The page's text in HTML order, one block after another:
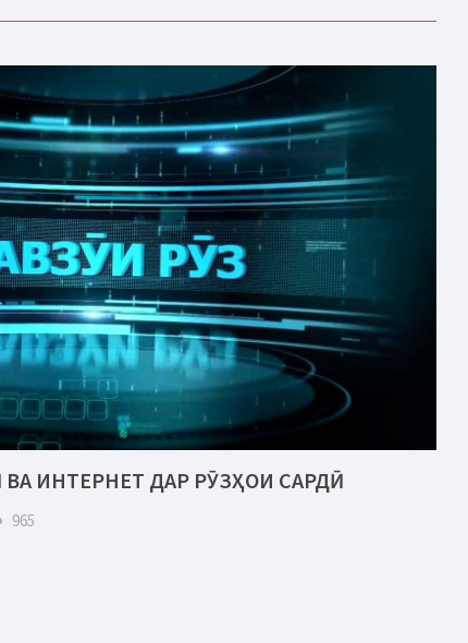
ИНТЕРНЕТ ДАР РӮЗҲОИ САРДӢ
965